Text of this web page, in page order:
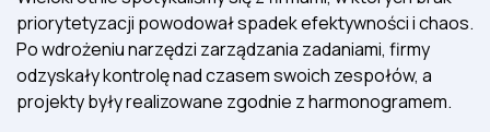
priorytetyzacji powodował spadek efektywności i chaos.
Po wdrożeniu narzędzi zarządzania zadaniami, firmy
odzyskały kontrolę nad czasem swoich zespołów, a
projekty były realizowane zgodnie z harmonogramem.